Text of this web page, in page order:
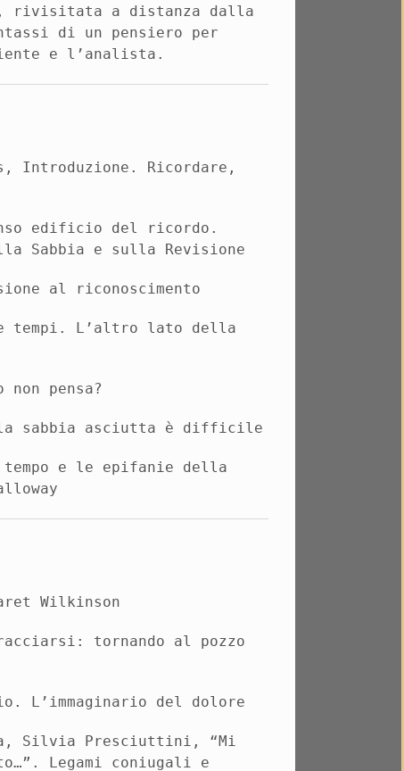
rivisitata a distanza dalla
di un pensiero per
e l’analista.
, Introduzione. Ricordare,
edificio del ricordo.
Sabbia e sulla
Revisione
al riconoscimento
tempi. L’altro lato della
pensa?
sabbia asciutta è difficile
e le epifanie della
Wilkinson
tornando al pozzo
L’immaginario del dolore
, Silvia Presciuttini , “Mi
Legami coniugali e